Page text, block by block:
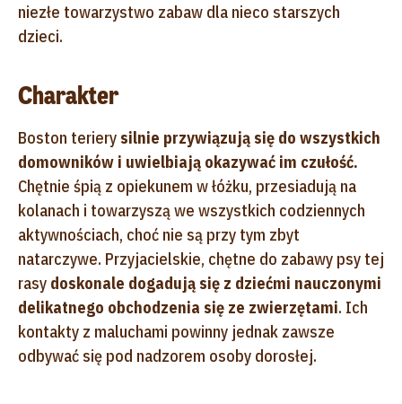
niezłe towarzystwo zabaw dla nieco starszych
dzieci.
Charakter
Boston terierysilnie przywiązują się do wszystkich
domowników i uwielbiają okazywać im czułość.
Chętnie śpią z opiekunem w łóżku, przesiadują na
kolanach i towarzyszą we wszystkich codziennych
aktywnościach, choć nie są przy tym zbyt
natarczywe. Przyjacielskie, chętne do zabawy psy tej
rasy doskonale dogadują się z dziećmi nauczonymi
delikatnego obchodzenia się ze zwierzętami. Ich
kontakty z maluchami powinny jednak zawsze
odbywać się pod nadzorem osoby dorosłej.